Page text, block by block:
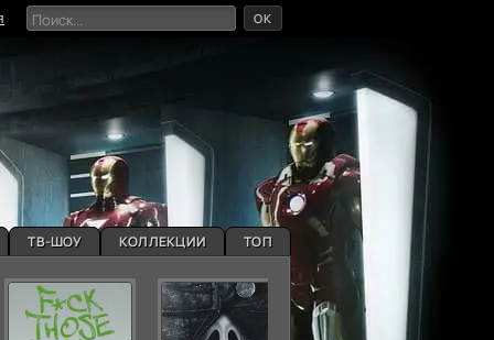
OK
ТВ-ШОУ КОЛЛЕКЦИИ ТОП